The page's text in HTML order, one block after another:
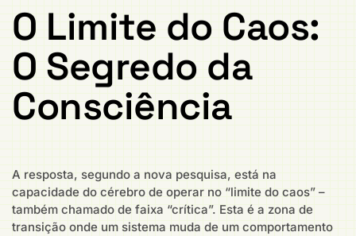
O Limite do Caos:
O Segredo da
Consciência
A resposta, segundo a nova pesquisa, está na
capacidade do cérebro de operar no “limite do caos” –
também chamado de faixa “crítica”. Esta é a zona de
transição onde um sistema muda de um comportamento